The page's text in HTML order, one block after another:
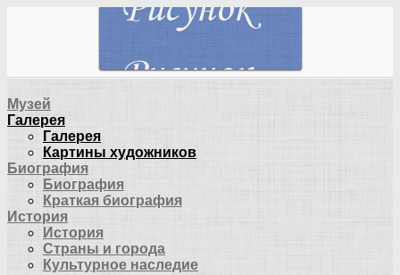
Музей
Галерея
Галерея
Картины художников
Биография
Биография
Краткая биография
История
История
Страны и города
Культурное наследие